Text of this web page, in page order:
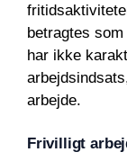
betragtes
har ikke
arbejde.
Frivilligt